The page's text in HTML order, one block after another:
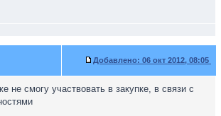
Добавлено: 06 окт 2012, 08:05
не смогу участвовать в закупке, в связи с